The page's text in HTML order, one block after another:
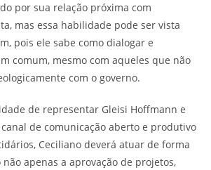
por sua relação próxima com
mas essa habilidade pode ser vista
pois ele sabe como dialogar e
comum, mesmo com aqueles que não
com o governo.
de representar Gleisi Hoffmann e
de comunicação aberto e produtivo
Ceciliano deverá atuar de forma
apenas a aprovação de projetos,